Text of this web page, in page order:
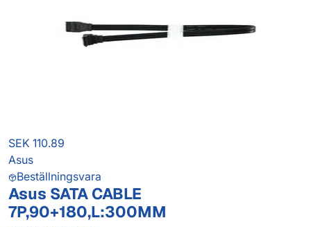
SEK 110.89
Asus
Beställningsvara
Asus SATA CABLE
7P,90+180,L:300MM